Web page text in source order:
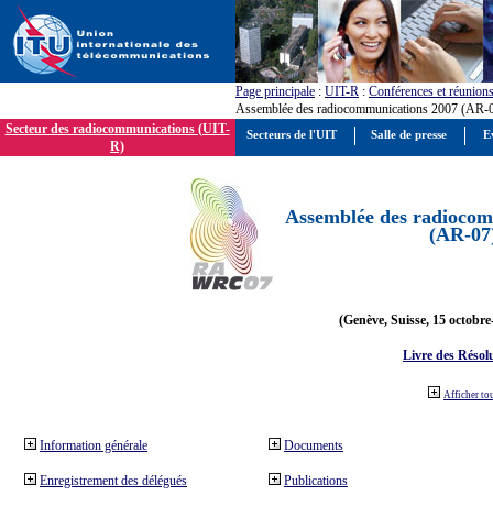
Page principale : UIT-R : Conférences et réunions
Assemblée des radiocommunications 2007 (AR-
Secteur des radiocommunications (UIT-
R)
Assemblée des
(AR-
(Genève, Suisse, 15
Livre des
Afficher
Information générale
Enregistrement des délégués
Documents
Publications
Secteurs de l'UIT Salle de presse